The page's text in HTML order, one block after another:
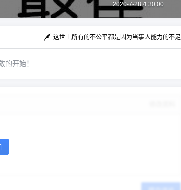
2020-7-28 4:30:00
这世上所有的不公平都是因为当事人能力的不足
的开始！